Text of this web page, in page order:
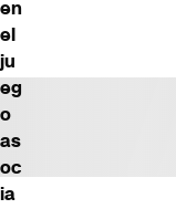
en
el
ju
eg
o
as
oc
ia